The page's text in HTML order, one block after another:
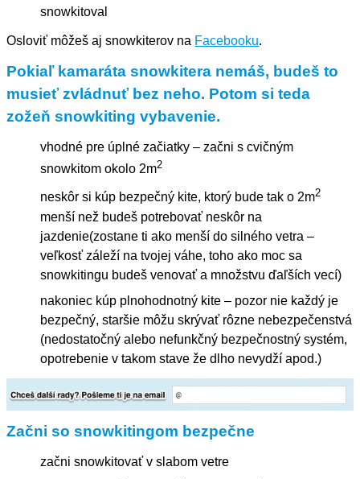
snowkitoval
Osloviť môžeš aj snowkiterov na Facebooku.
Pokiaľ kamaráta snowkitera nemáš, budeš to
musieť zvládnuť bez neho. Potom si teda
zožeň snowkiting vybavenie.
vhodné pre úplné začiatky – začni s cvičným
snowkitom okolo 2m2
neskôr si kúp bezpečný kite, ktorý bude tak o 2m2
menší než budeš potrebovať neskôr na
jazdenie(zostane ti ako menší do silného vetra –
veľkosť záleží na tvojej váhe, toho ako moc sa
snowkitingu budeš venovať a množstvu ďaľších vecí)
nakoniec kúp plnohodnotný kite – pozor nie každý je
bezpečný, staršie môžu skrývať rôzne nebezpečenstvá
(nedostatočný alebo nefunkčný bezpečnostný systém,
opotrebenie v takom stave že dlho nevydží apod.)
Začni so snowkitingom bezpečne
začni snowkitovať v slabom vetre